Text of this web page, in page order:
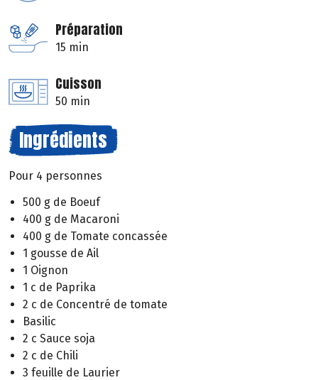
Préparation
15 min
Cuisson
50 min
Ingrédients
Pour 4 personnes
500 g de Boeuf
400 g de Macaroni
400 g de Tomate concassée
1 gousse de Ail
1 Oignon
1 c de Paprika
2 c de Concentré de tomate
Basilic
2 c Sauce soja
2 c de Chili
3 feuille de Laurier